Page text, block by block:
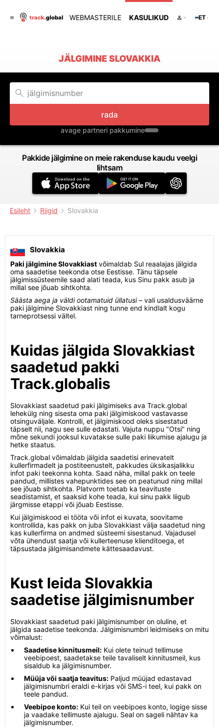
WEBMASTERILE KASULIKUD ET
JÄLGIMINE SLOVAKKIA
rada
avage partneri pakkumine
Pakkide jälgimine on meie rakenduse kaudu veelgi
lihtsam
Esileht Riigid Slovakkia
Slovakkia
Paki jälgimine Slovakkiast võimaldab Sul reaalajas jälgida
oma saadetise teekonda otse Eestisse. Tänu täpsele
jälgimissüsteemile saad alati teada, kus Sinu pakk asub ja
millal see jõuab sihtkohta.
Säästa aega ja väldi ootamatuid üllatusi– vali usaldusväärne
paki jälgimine Slovakkiast ning tunne end kindlalt kogu
tarneprotsessi vältel.
Kuidas jälgida Slovakkiast
saadetud pakki
Track.globalis
Slovakkiast saadetud paki jälgimiseks ava Track.global
lehekülg ning sisesta oma paki jälgimiskood vastavasse
otsinguväljale. Kontrolli, et jälgimiskood oleks sisestatud
täpselt nii, nagu see sulle edastati. Vajuta nuppu "Otsi" ning
mõne sekundi jooksul kuvatakse sulle paki liikumise ajalugu ja
hetke staatus.
Track.global võimaldab jälgida saadetisi erinevatelt
kullerfirmadelt ja postiteenustelt, pakkudes üksikasjalikku
infot paki teekonna kohta. Saad näha, millal pakk on teele
pandud, millistes vahepunktides see on peatunud ning millal
see jõuab sihtkohta. Platvorm toetab ka teavituste
seadistamist, et saaksid kohe teada, kui sinu pakk liigub
järgmisse etappi või jõuab Eestisse.
Kui jälgimiskood ei tööta või infot ei kuvata, soovitame
kontrollida, kas pakk on juba Slovakkiast välja saadetud ning
kas kullerfirma on andmed süsteemi sisestanud. Vajadusel
võta ühendust saatja või kullerteenuse klienditoega, et
täpsustada jälgimisandmete kättesaadavust.
Kust leida Slovakkia
saadetise jälgimisnumber
Slovakkiast saadetud paki jälgimisnumber on oluline, et
jälgida saadetise teekonda. Jälgimisnumbri leidmiseks on mitu
võimalust:
Saadetise kinnitusmeil: Kui olete teinud tellimuse
veebipoest, saadetakse teile tavaliselt kinnitusmeil, kus
sisaldub ka jälgimisnumber.
Müüja või saatja teavitus: Paljud müüjad edastavad
jälgimisnumbri eraldi e-kirjas või SMS-i teel, kui pakk on
teele pandud.
Veebipoe konto: Kui teil on veebipoes konto, logige sisse
ja vaadake tellimuste ajalugu. Seal on sageli nähtav ka
jälgimisnumber.